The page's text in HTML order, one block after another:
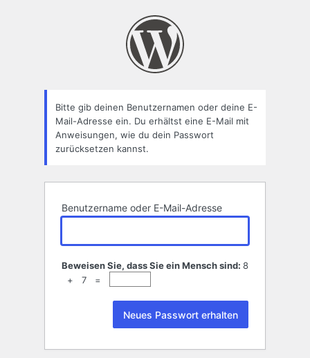
Bitte gib deinen Benutzernamen oder deine E-
Mail-Adresse ein. Du erhältst eine E-Mail mit
Anweisungen, wie du dein Passwort
zurücksetzen kannst.
Benutzername oder E-Mail-Adresse
Beweisen Sie, dass Sie ein Mensch sind: 8
+ 7 =